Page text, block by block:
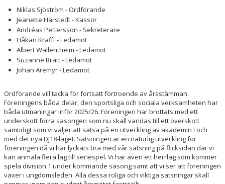
DOKUMENT
SPORTRÅD
SOCIALT RÅD
Niklas Sjöström - Ordförande
Jeanette Härstedt - Kassör
Andréas Pettersson - Sekreterare
Håkan Krafft - Ledamot
Albert Wallentheim - Ledamot
Suzanne Bratt - Ledamot
Johan Aremyr - Ledamot
Ordförande vill tacka för fortsatt förtroende av årsstämman.
Föreningens båda delar, den sportsliga och sociala verksamheten har
båda utmaningar inför 2025/26. Föreningen har brottats med ett
underskott förra säsongen som nu skall vändas till ett överskott
samtidigt som vi väljer att satsa på en utveckling av akademin i och
med det nya DJ18-laget. Satsningen är en naturlig utveckling för
föreningen då vi har lyckats bra med vår satsning på flicksidan där vi
kan anmäla flera lag till seriespel. Vi har även ett herrlag som kommer
spela division 1 under kommande säsong samt att vi ser att föreningen
växer i ungdomsleden. Alla dessa roliga och viktiga satsningar skall